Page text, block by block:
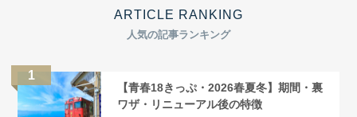
ARTICLE RANKING
人気の記事ランキング
【青春18きっぷ・2026春夏冬】期間・裏
ワザ・リニューアル後の特徴